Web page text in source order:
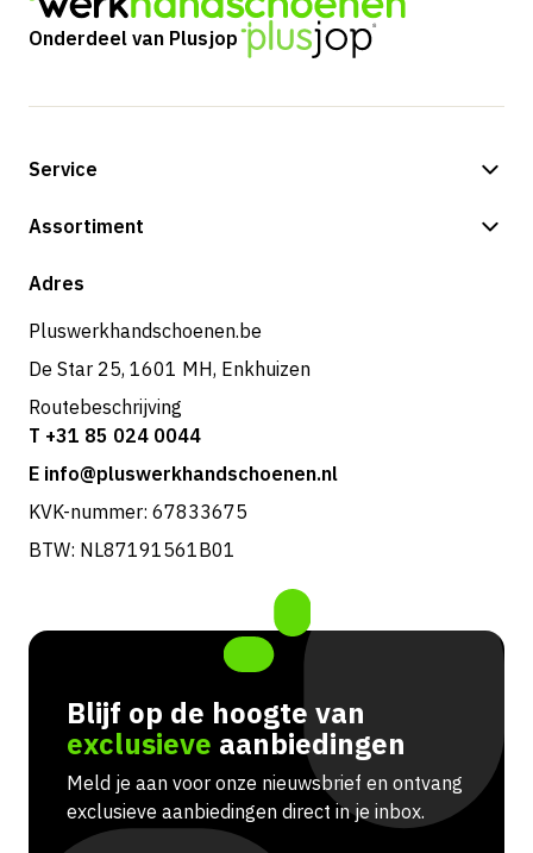
Onderdeel van Plusjop
Service
Betalingsmogelijkheden
Retouren & service
Assortiment
Shop
Adres
Pluswerkhandschoenen.be
De Star 25, 1601 MH, Enkhuizen
Routebeschrijving
T +31 85 024 0044
E info@pluswerkhandschoenen.nl
KVK-nummer: 67833675
BTW: NL87191561B01
Blijf op de hoogte van
exclusieve aanbiedingen
Meld je aan voor onze nieuwsbrief en ontvang
exclusieve aanbiedingen direct in je inbox.